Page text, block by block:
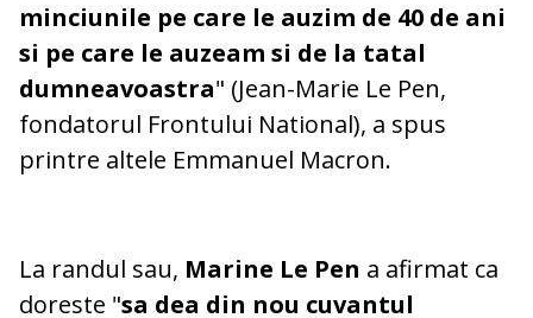
minciunile pe care le auzim de 40 de ani
si pe care le auzeam si de la tatal
dumneavoastra" (Jean-Marie Le Pen,
fondatorul Frontului National), a spus
printre altele Emmanuel Macron.
La randul sau, Marine Le Pen a afirmat ca
doreste "sa dea din nou cuvantul